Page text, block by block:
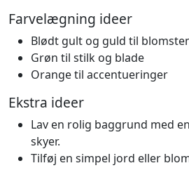
Farvelægning ideer
Blødt gult og guld til
Grøn til stilk og blade
Orange til accentueringer
Ekstra ideer
Lav en rolig baggrund med
skyer.
Tilføj en simpel jord eller